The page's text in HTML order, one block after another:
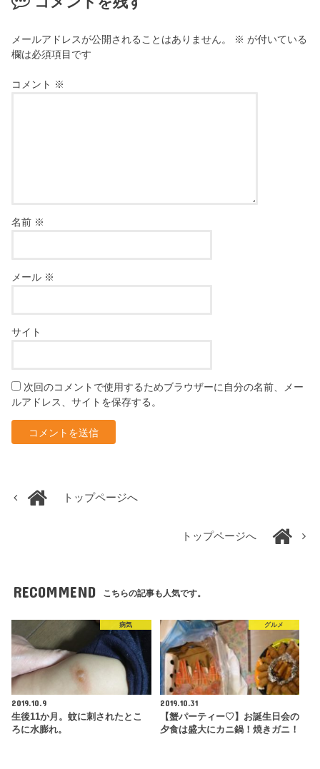
メールアドレスが公開されることはありません。 ※ が付いている
欄は必須項目です
コメント ※
名前 ※
メール ※
サイト
次回のコメントで使用するためブラウザーに自分の名前、メー
ルアドレス、サイトを保存する。
トップページへ
トップページへ
RECOMMEND こちらの記事も人気です。
病気
2019.10.9
生後11か月。蚊に刺されたとこ
ろに水膨れ。
グルメ
2019.10.31
【蟹パーティー♡】お誕生日会の
夕食は盛大にカニ鍋！焼きガニ！